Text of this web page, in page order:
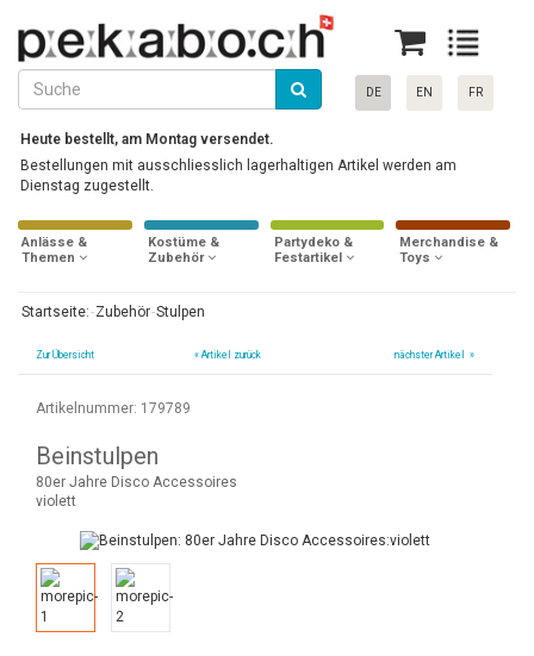
DE EN FR
Heute bestellt, am Montag versendet.
Bestellungen mit ausschliesslich lagerhaltigen Artikel werden am
Dienstag zugestellt.
Anlässe &
Themen
Kostüme &
Zubehör
Partydeko &
Festartikel
Merchandise &
Toys
Startseite: Zubehör Stulpen
Zur Übersicht «Artikel zurück nächster Artikel »
Artikelnummer: 179789
Beinstulpen
80er Jahre Disco Accessoires
violett